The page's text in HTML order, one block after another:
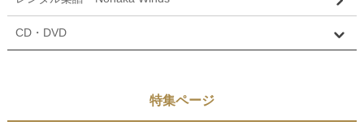
CD・DVD
特集ページ